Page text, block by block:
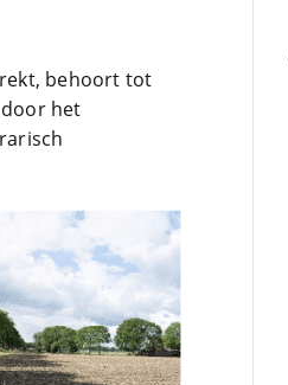
behoort tot
het